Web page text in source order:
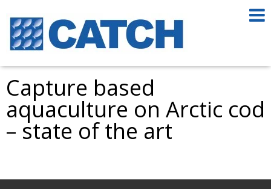
Capture based
aquaculture on Arctic cod
– state of the art